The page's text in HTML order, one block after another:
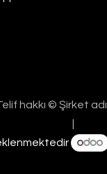
hakkı © Şirket adı